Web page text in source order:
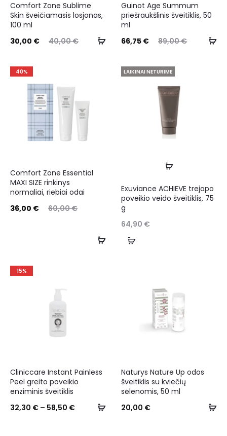
Comfort Zone Sublime
Skin šveičiamasis losjonas,
100 ml
40,00€
30,00 €
Guinot Age Summum
priešraukšlinis šveitiklis, 50
ml
89,00€
66,75 €
40%
Comfort Zone Essential
MAXI SIZE rinkinys
normaliai, riebiai odai
60,00€
36,00 €
LAIKINAI NETURIME
Exuviance ACHIEVE trejopo
poveikio veido šveitiklis, 75
g
64,90 €
15%
Cliniccare Instant Painless
Peel greito poveikio
enziminis šveitiklis
32,30 € – 58,50 €
Naturys Nature Up odos
šveitiklis su kviečių
sėlenomis, 50 ml
20,00 €